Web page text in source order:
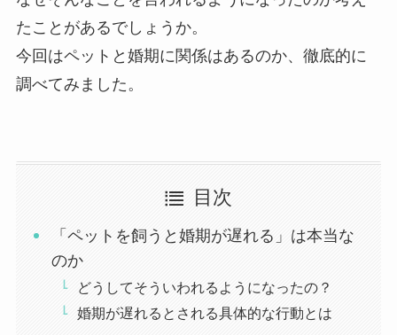
たことがあるでしょうか。
今回はペットと婚期に関係はあるのか、徹底的に
調べてみました。
目次
「ペットを飼うと婚期が遅れる」は本当な
のか
どうしてそういわれるようになったの？
婚期が遅れるとされる具体的な行動とは